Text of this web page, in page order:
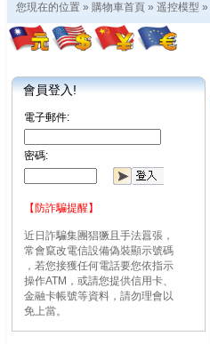
您現在的位置 » 購物車首頁 » 遥控模型 »
會員登入!
電子郵件:
密碼:
【防詐騙提醒】
近日詐騙集團猖獗且手法囂張，
常會竄改電信設備偽裝顯示號碼
，若您接獲任何電話要您依指示
操作ATM，或請您提供信用卡、
金融卡帳號等資料，請勿理會以
免上當。